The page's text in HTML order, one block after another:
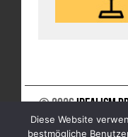
© 2026Idealism
UNTERSTÜTZE UNS
Diese Website
bestmögliche